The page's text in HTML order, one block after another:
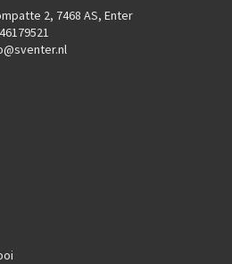
2, 7468 AS, Enter